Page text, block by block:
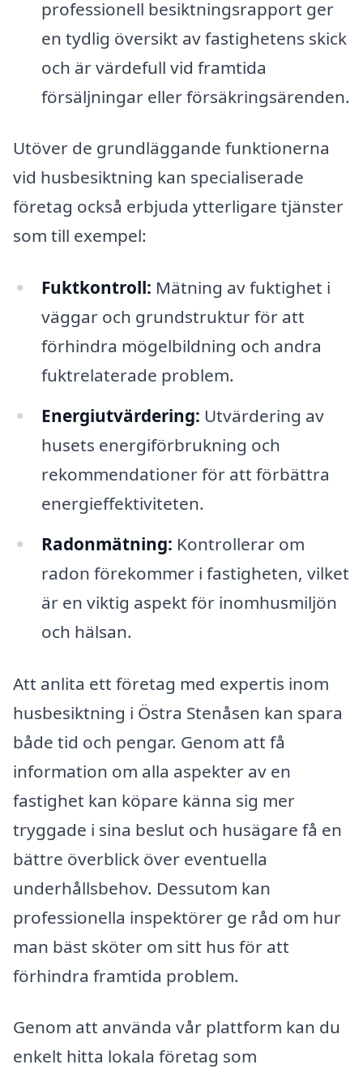
professionell besiktningsrapport ger
en tydlig översikt av fastighetens skick
och är värdefull vid framtida
försäljningar eller försäkringsärenden.
Utöver de grundläggande funktionerna
vid husbesiktning kan specialiserade
företag också erbjuda ytterligare tjänster
som till exempel:
Fuktkontroll: Mätning av fuktighet i
väggar och grundstruktur för att
förhindra mögelbildning och andra
fuktrelaterade problem.
Energiutvärdering: Utvärdering av
husets energiförbrukning och
rekommendationer för att förbättra
energieffektiviteten.
Radonmätning: Kontrollerar om
radon förekommer i fastigheten, vilket
är en viktig aspekt för inomhusmiljön
och hälsan.
Att anlita ett företag med expertis inom
husbesiktning i Östra Stenåsen kan spara
både tid och pengar. Genom att få
information om alla aspekter av en
fastighet kan köpare känna sig mer
tryggade i sina beslut och husägare få en
bättre överblick över eventuella
underhållsbehov. Dessutom kan
professionella inspektörer ge råd om hur
man bäst sköter om sitt hus för att
förhindra framtida problem.
Genom att använda vår plattform kan du
enkelt hitta lokala företag som